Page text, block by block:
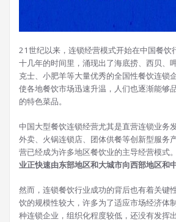
21世纪以来，连锁经营模式开始在中国餐饮
十几年的时间里，涌现出了海底捞、西贝、
克士、小肥羊等大量优秀的全国性餐饮连锁
使各地餐饮市场迅速升温，人们也逐渐能够
的特色菜品。
中国大型餐饮连锁经营尤其是直营连锁业务
外卖、火锅连锁店、团体供餐等创新型服务
营已经成为许多地区餐饮业的主导经营模式
业正快速由东部地区和大城市向西部地区和
然而，连锁餐饮行业成功的背后也有着关键
饮的规模性较大，许多为了适应市场经济体
种连锁企业，组织化程度较低，还没有发挥